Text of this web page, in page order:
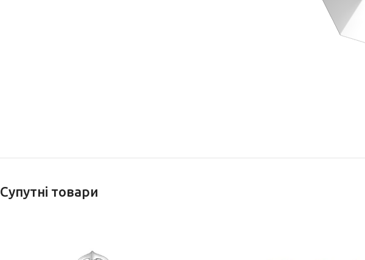
Супутні товари